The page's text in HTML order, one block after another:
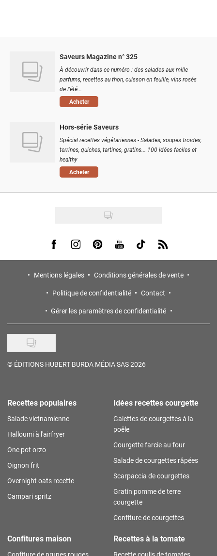
Saveurs Magazine n° 325
À découvrir dans ce numéro : des salades aux mille
parfums, recettes au thon, cuisson en feuille, vins rosés
de l'été...
Acheter
Hors-série Saveurs
Spécial recettes végétariennes - Salades, soupes froides,
terrines, quiches, tartines, gratins... 100 idées faciles et
healthy
Acheter
Visit us on Facebook
Visit us on Instagram
Visit us on Pinterest
Visit us on Youtube
Visit us on Tiktok
Visit us on Rss
Mentions légales
Conditions générales de vente
Politique de confidentialité
Contact
Gérer les paramètres de confidentialité
© ÉDITIONS HUBERT BURDA MÉDIA SAS 2026
Recettes populaires
Salade vietnamienne
Halloumi à l'airfryer
One pot orzo
Oignon frit
Overnight oats recette
Campari spritz
Idées recettes courgette
Galettes de courgettes à la
poêle
Courgette farcie au four
Salade de courgettes râpées
Scarpaccia de courgettes
Gratin pomme de terre
courgette
Confiture de courgettes
Confitures maison Recettes à la tomate